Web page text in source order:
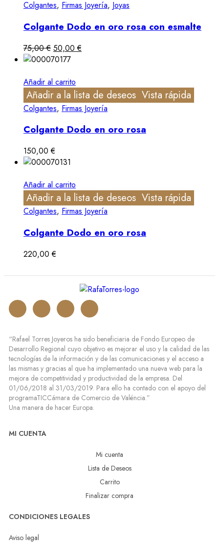
Colgantes, Firmas Joyería, Joyas
Colgante Dodo en oro rosa con esmalte
75,00€ 50,00€
Añadir al carrito
Añadir a la lista de deseos Vista rápida
Colgantes, Firmas Joyería
Colgante Dodo en oro rosa
150,00€
Añadir al carrito
Añadir a la lista de deseos Vista rápida
Colgantes, Firmas Joyería
Colgante Dodo en oro rosa
220,00€
“Rafael Torres Joyeros ha sido beneficiaria de Fondo Europeo de
Desarrollo Regional cuyo objetivo es mejorar el uso y la calidad de las
tecnologías de la información y de las comunicaciones y el acceso a
las mismas y gracias al que ha implementado una nueva web para la
mejora de competitividad y productividad de la empresa. Del
01/06/2018 al 31/03/2019. Para ello ha contado con el apoyo del
programaTICCámara de Comercio de Valéncia.”
Una manera de hacer Europa.
MI CUENTA
Mi cuenta
Lista de Deseos
Carrito
Finalizar compra
CONDICIONES LEGALES
Aviso legal